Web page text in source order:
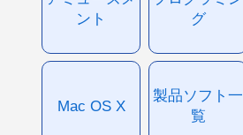
ント
グ
Mac OS X
製品ソフト一
覧